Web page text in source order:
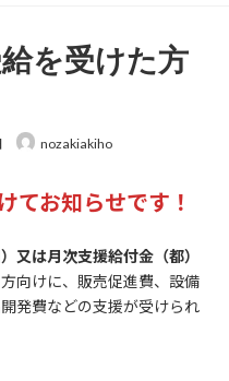
を受けた方
nozakiakiho
てお知らせです！
又は月次支援給付金（都）
向けに、販売促進費、設備
発費などの支援が受けられ